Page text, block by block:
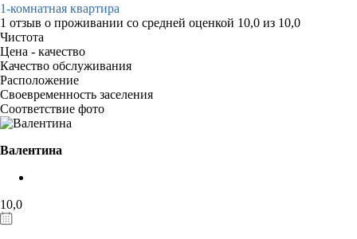
1-комнатная квартира
1 отзыв о проживании со средней оценкой 10,0 из 10,0
Чистота
Цена - качество
Качество обслуживания
Расположение
Своевременность заселения
Соответствие фото
Валентина
10,0